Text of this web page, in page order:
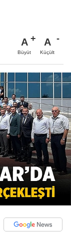
A
Büyüt
A
Küçült